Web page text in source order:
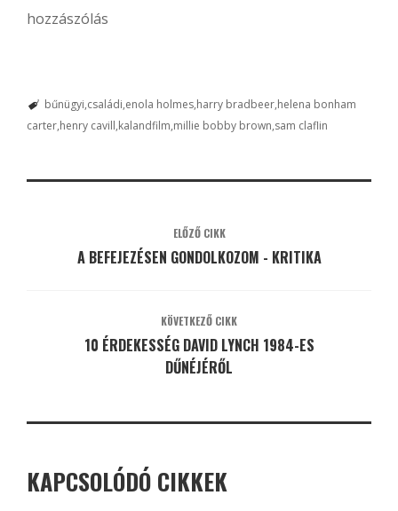
hozzászólás
bűnügyi családi enola holmes harry bradbeer helena bonham
carter henry cavill kalandfilm millie bobby brown sam claflin
ELŐZŐ CIKK
A BEFEJEZÉSEN GONDOLKOZOM - KRITIKA
KÖVETKEZŐ CIKK
10 ÉRDEKESSÉG DAVID LYNCH 1984-ES
DŰNÉJÉRŐL
KAPCSOLÓDÓ CIKKEK